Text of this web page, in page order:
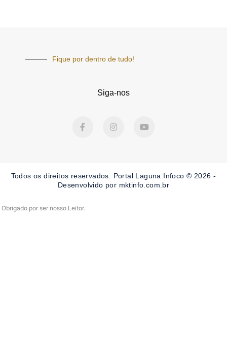
Fique por dentro de tudo!
Siga-nos
a
k
-
n
a
m
o
Todos os direitos reservados. Portal Laguna Infoco © 2026 -
Desenvolvido por mktinfo.com.br
Obrigado por ser nosso Leitor.